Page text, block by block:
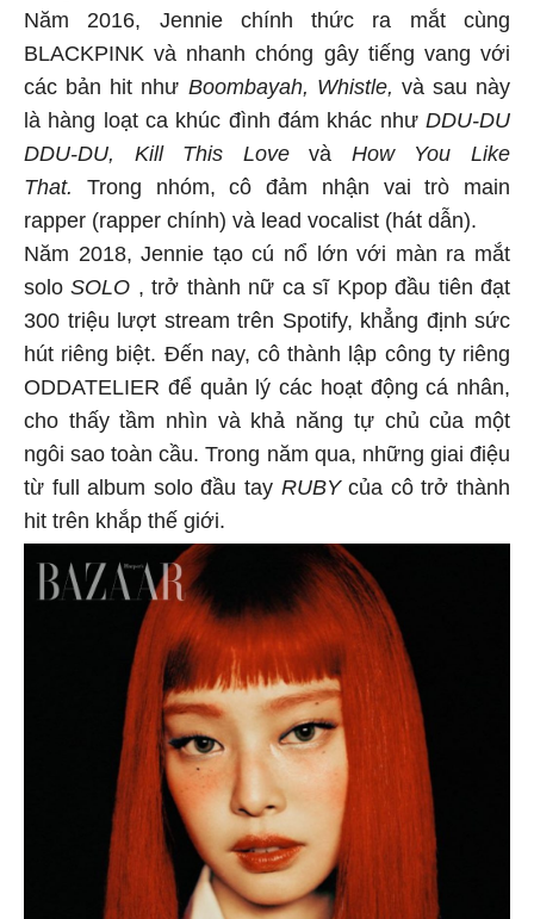
Năm 2016, Jennie chính thức ra mắt cùng
BLACKPINK và nhanh chóng gây tiếng vang với
các bản hit như Boombayah, Whistle, và sau này
là hàng loạt ca khúc đình đám khác như DDU-DU
DDU-DU, Kill This Lovevà How You Like
That. Trong nhóm, cô đảm nhận vai trò main
rapper (rapper chính) và lead vocalist (hát dẫn).
Năm 2018, Jennie tạo cú nổ lớn với màn ra mắt
soloSOLO , trở thành nữ ca sĩ Kpop đầu tiên đạt
300 triệu lượt stream trên Spotify, khẳng định sức
hút riêng biệt. Đến nay, cô thành lập công ty riêng
ODDATELIER để quản lý các hoạt động cá nhân,
cho thấy tầm nhìn và khả năng tự chủ của một
ngôi sao toàn cầu. Trong năm qua, những giai điệu
từ full album solo đầu tay RUBYcủa cô trở thành
hit trên khắp thế giới.